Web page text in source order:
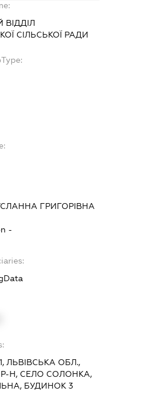
СІЛЬСЬКОЇ РАДИ
ГРИГОРІВНА
-
ЛЬВІВСЬКА ОБЛ.,
Н, СЕЛО СОЛОНКА,
БУДИНОК 3